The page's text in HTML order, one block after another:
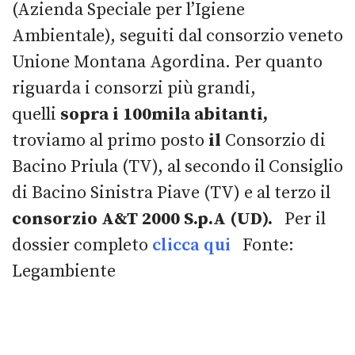
(Azienda Speciale per l’Igiene
Ambientale), seguiti dal consorzio veneto
Unione Montana Agordina. Per quanto
riguarda i consorzi più grandi,
quelli sopra i 100mila abitanti,
troviamo al primo posto il Consorzio di
Bacino Priula (TV), al secondo il Consiglio
di Bacino Sinistra Piave (TV) e al terzo il
consorzio A&T 2000 S.p.A (UD). Per il
dossier completo clicca qui Fonte:
Legambiente